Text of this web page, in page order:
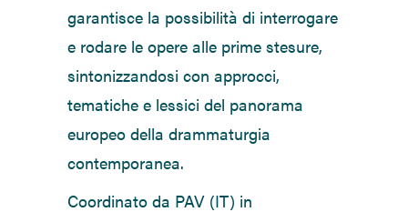
garantisce la possibilità di interrogare
e rodare le opere alle prime stesure,
sintonizzandosi con approcci,
tematiche e lessici del panorama
europeo della drammaturgia
contemporanea.
Coordinato da PAV (IT) in